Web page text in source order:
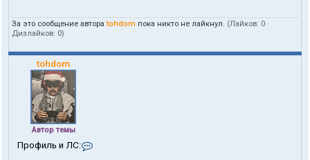
h
d
m
За это сообщение автораtohdom пока никто не лайкнул. (Лайков: 0 ·
Дизлайков: 0)
tohdom
Автор темы
Профиль и ЛС: